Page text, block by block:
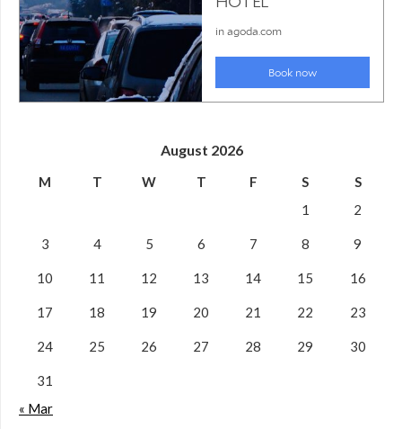
August 2026
M T W T F S
S
1
2
3 4 5 6 7 8 9
10 11 12 13 14 15 16
17 18 19 20 21 22 23
24 25 26 27 28 29 30
31
« Mar